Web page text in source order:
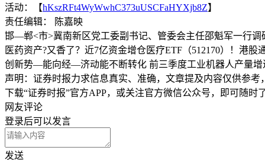
活动：【hKszRFt4WyWwhC373uUSCFaHYXjb8Z】
责任编辑： 陈嘉映
邯—郸<市>冀南新区党工委副书记、管委会主任邵魁军一行调
医药资产?又香了？近7亿资金增仓医疗ETF（512170）！港股
创新势—能向经—济动能不断转化 前三季度工业机器人产量增
声明：证券时报力求信息真实、准确，文章提及内容仅供参
下载“证券时报”官方APP，或关注官方微信公众号，即可随
网友评论
登录后可以发言
发送